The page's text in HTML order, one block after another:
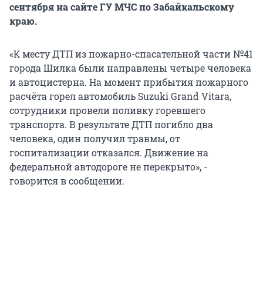
сентября на сайте ГУ МЧС по Забайкальскому
краю.
«К месту ДТП из пожарно-спасательной части №41
города Шилка были направлены четыре человека
и автоцистерна. На момент прибытия пожарного
расчёта горел автомобиль Suzuki Grand Vitara,
сотрудники провели поливку горевшего
транспорта. В результате ДТП погибло два
человека, один получил травмы, от
госпитализации отказался. Движение на
федеральной автодороге не перекрыто», -
говорится в сообщении.